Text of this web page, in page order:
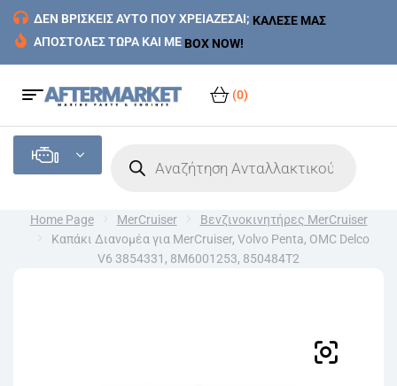
ΔΕΝ ΒΡΙΣΚΕΙΣ ΑΥΤΟ ΠΟΥ ΧΡΕΙΑΖΕΣΑΙ; ΚΑΛΕΣΕ ΜΑΣ
ΑΠΟΣΤΟΛΕΣ ΤΩΡΑ ΚΑΙ ΜΕ BOX NOW!
(0)
Home Page MerCruiser
Βενζινοκινητήρες MerCruiser
Καπάκι Διανομέα για MerCruiser, Volvo Penta, OMC Delco
V6 3854331, 8M6001253, 850484T2